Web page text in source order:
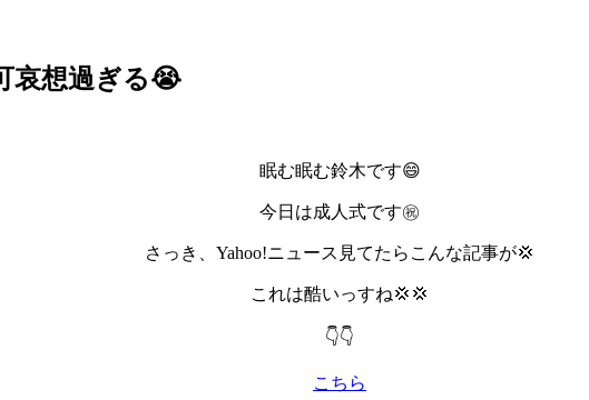
哀想過ぎる😭
眠む眠む鈴木です😄
今日は成人式です㊗️
さっき、Yahoo!ニュース見てたらこんな記事が💢
これは酷いっすね💢💢
👇👇
こちら